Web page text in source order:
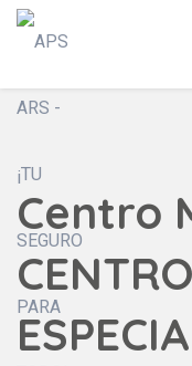
Centro